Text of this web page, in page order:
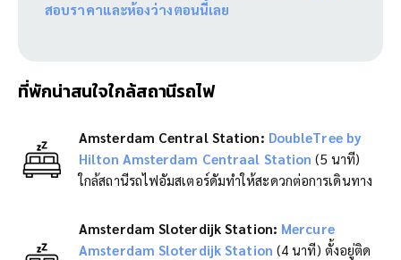
สอบราคาและห้องว่างตอนนี้เลย
ที่พักน่าสนใจใกล้สถานีรถไฟ
Amsterdam Central Station: DoubleTree by
Hilton Amsterdam Centraal Station (5 นาที)
ใกล้สถานีรถไฟอัมสเตอร์ดัมทำให้สะดวกต่อการเดินทาง
Amsterdam Sloterdijk Station: Mercure
Amsterdam Sloterdijk Station (4 นาที) ตั้งอยู่ติด